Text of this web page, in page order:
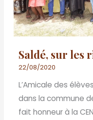
Saldé, sur les
22/08/2020
L’Amicale des
dans la commune
fait honneur à la